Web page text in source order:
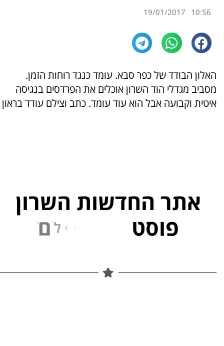
10:56
19/01/2017
האלון הבודד של כפר סבא. עומד כנגד רוחות הזמן.
מסביב מגדלי הוד השרון אוכלים את הפרדסים בנגיסה
איטית וקבועה אבל הוא עוד עומד. כתב וצילם עודד בראון
אתר החדשות השרון
פוסט